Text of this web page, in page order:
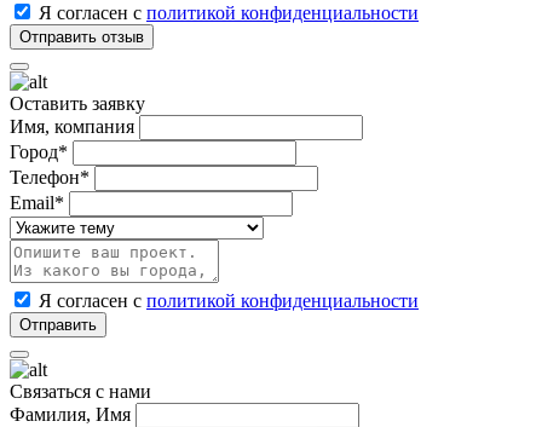
Я согласен с политикой конфиденциальности
Оставить заявку
Имя, компания
Город*
Телефон*
Email*
Я согласен с политикой конфиденциальности
Связаться с нами
Фамилия, Имя